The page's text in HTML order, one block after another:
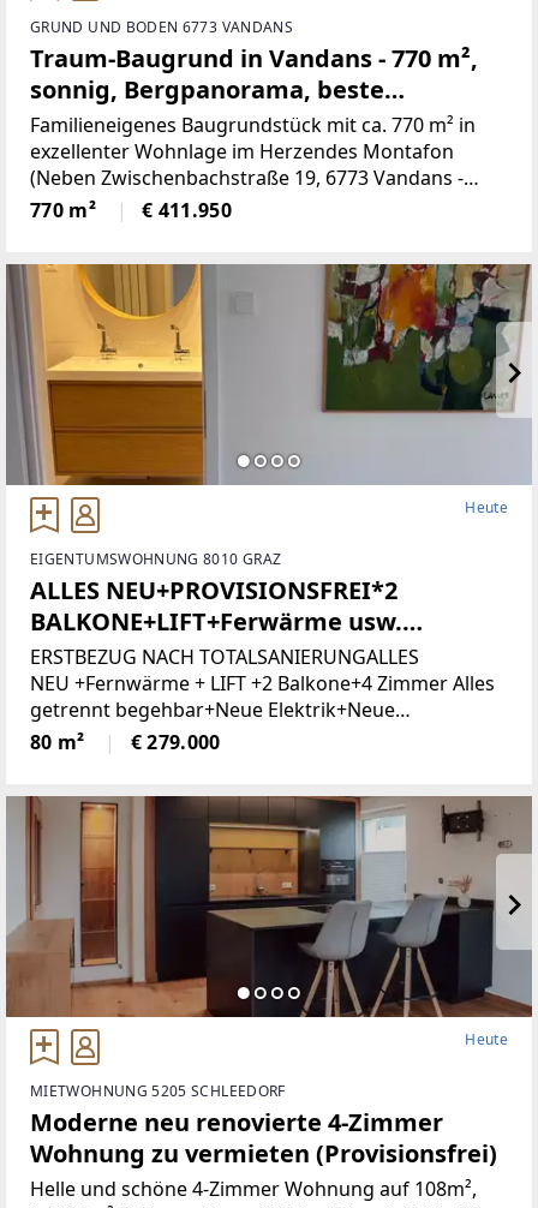
GRUND UND BODEN 6773 VANDANS
Traum-Baugrund in Vandans - 770 m²,
sonnig, Bergpanorama, beste
Infrastruktur! (Provisionsfrei)
Familieneigenes Baugrundstück mit ca. 770 m² in
exzellenter Wohnlage im Herzendes Montafon
(Neben Zwischenbachstraße 19, 6773 Vandans -
Grundstücksnummer129/2)Das Grundstück liegt in
Zone 5 - Wohngebiet und bietet
770 m² € 411.950
Heute
EIGENTUMSWOHNUNG 8010 GRAZ
ALLES NEU+PROVISIONSFREI*2
BALKONE+LIFT+Ferwärme usw.
(Provisionsfrei)
ERSTBEZUG NACH TOTALSANIERUNGALLES
NEU +Fernwärme + LIFT +2 Balkone+4 Zimmer Alles
getrennt begehbar+Neue Elektrik+Neue
Türen+Neues Bad+Neuer Parkett+Neue
80 m² € 279.000
Heute
MIETWOHNUNG 5205 SCHLEEDORF
Moderne neu renovierte 4-Zimmer
Wohnung zu vermieten (Provisionsfrei)
Helle und schöne 4-Zimmer Wohnung auf 108m²,